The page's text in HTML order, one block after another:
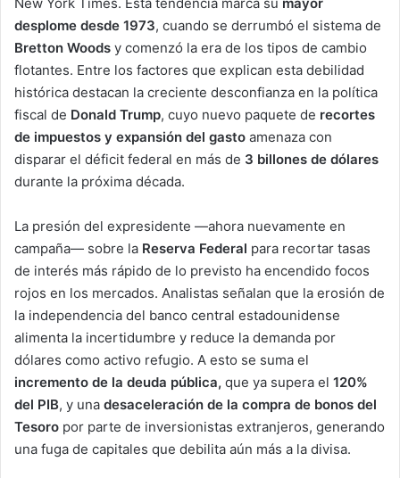
desplome desde 1973, cuando se derrumbó el sistema de
Bretton Woods y comenzó la era de los tipos de cambio
flotantes. Entre los factores que explican esta debilidad
histórica destacan la creciente desconfianza en la política
fiscal de Donald Trump, cuyo nuevo paquete de recortes
de impuestos y expansión del gasto amenaza con
disparar el déficit federal en más de 3 billones de dólares
durante la próxima década.
La presión del expresidente —ahora nuevamente en
campaña— sobre la Reserva Federal para recortar tasas
de interés más rápido de lo previsto ha encendido focos
rojos en los mercados. Analistas señalan que la erosión de
la independencia del banco central estadounidense
alimenta la incertidumbre y reduce la demanda por
dólares como activo refugio. A esto se suma el
incremento de la deuda pública, que ya supera el 120%
del PIB, y una desaceleración de la compra de bonos del
Tesoro por parte de inversionistas extranjeros, generando
una fuga de capitales que debilita aún más a la divisa.